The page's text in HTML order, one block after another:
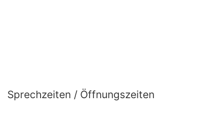
Sprechzeiten / Öffnungszeiten